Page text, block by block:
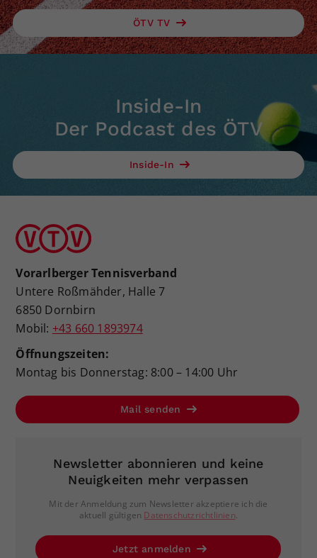
ÖTV TV
Inside-In
Der Podcast des ÖTV
Inside-In
Vorarlberger Tennisverband
Untere Roßmähder, Halle 7
6850 Dornbirn
Mobil: +43 660 1893974
Öffnungszeiten:
Montag bis Donnerstag: 8:00 – 14:00 Uhr
Mail senden
Newsletter abonnieren und keine
Neuigkeiten mehr verpassen
Mit der Anmeldung zum Newsletter akzeptiere ich die
aktuell gültigen Datenschutzrichtlinien.
Jetzt anmelden